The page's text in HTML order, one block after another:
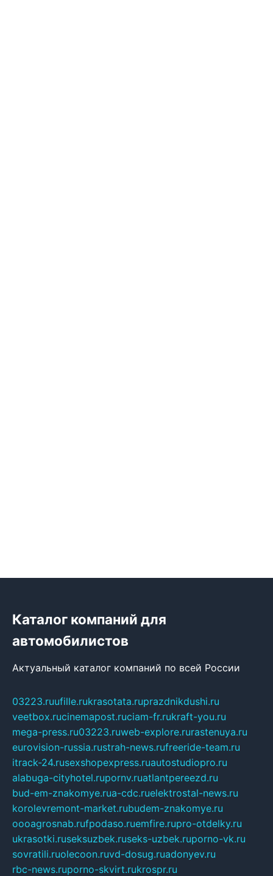
Каталог компаний для
автомобилистов
Актуальный каталог компаний по всей России
03223.ruufille.rukrasotata.ruprazdnikdushi.ru
veetbox.rucinemapost.ruciam-fr.rukraft-you.ru
mega-press.ru03223.ruweb-explore.rurastenuya.ru
eurovision-russia.rustrah-news.rufreeride-team.ru
itrack-24.rusexshopexpress.ruautostudiopro.ru
alabuga-cityhotel.rupornv.ruatlantpereezd.ru
bud-em-znakomye.rua-cdc.ruelektrostal-news.ru
korolevremont-market.rubudem-znakomye.ru
oooagrosnab.rufpodaso.ruemfire.rupro-otdelky.ru
ukrasotki.ruseksuzbek.ruseks-uzbek.ruporno-vk.ru
sovratili.ruolecoon.ruvd-dosug.ruadonyev.ru
rbc-news.ruporno-skvirt.rukrospr.ru